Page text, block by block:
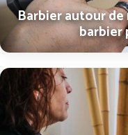
Barbier autour
barbier